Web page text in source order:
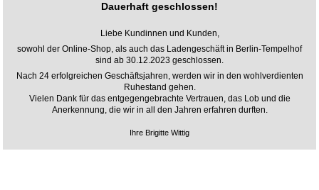
Dauerhaft geschlossen!
Liebe Kundinnen und Kunden,
sowohl der Online-Shop, als auch das Ladengeschäft in Berlin-Tempelhof
sind ab 30.12.2023 geschlossen.
Nach 24 erfolgreichen Geschäftsjahren, werden wir in den wohlverdienten
Ruhestand gehen.
Vielen Dank für das entgegengebrachte Vertrauen, das Lob und die
Anerkennung, die wir in all den Jahren erfahren durften.
Ihre Brigitte Wittig